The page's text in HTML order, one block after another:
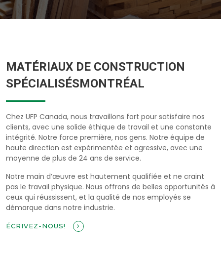
MATÉRIAUX DE CONSTRUCTION
SPÉCIALISÉSMONTRÉAL
Chez UFP Canada, nous travaillons fort pour satisfaire nos
clients, avec une solide éthique de travail et une constante
intégrité. Notre force première, nos gens. Notre équipe de
haute direction est expérimentée et agressive, avec une
moyenne de plus de 24 ans de service.
Notre main d’œuvre est hautement qualifiée et ne craint
pas le travail physique. Nous offrons de belles opportunités à
ceux qui réussissent, et la qualité de nos employés se
démarque dans notre industrie.
ÉCRIVEZ-NOUS!